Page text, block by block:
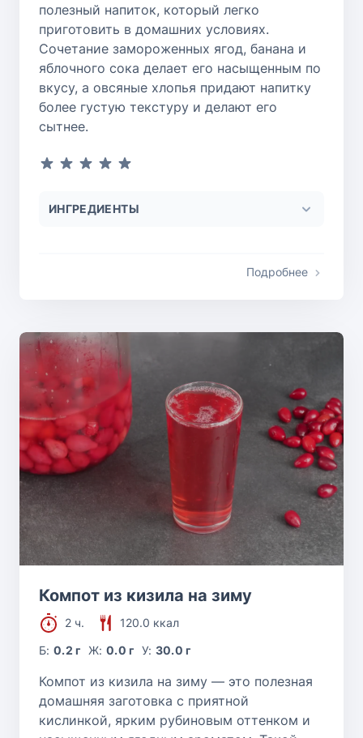
полезный напиток, который легко
приготовить в домашних условиях.
Сочетание замороженных ягод, банана и
яблочного сока делает его насыщенным по
вкусу, а овсяные хлопья придают напитку
более густую текстуру и делают его
сытнее.
ИНГРЕДИЕНТЫ
Подробнее
Компот из кизила на зиму
2 ч.
120.0 ккал
Б:0.2 г Ж: 0.0 г У: 30.0 г
Компот из кизила на зиму — это полезная
домашняя заготовка с приятной
кислинкой, ярким рубиновым оттенком и